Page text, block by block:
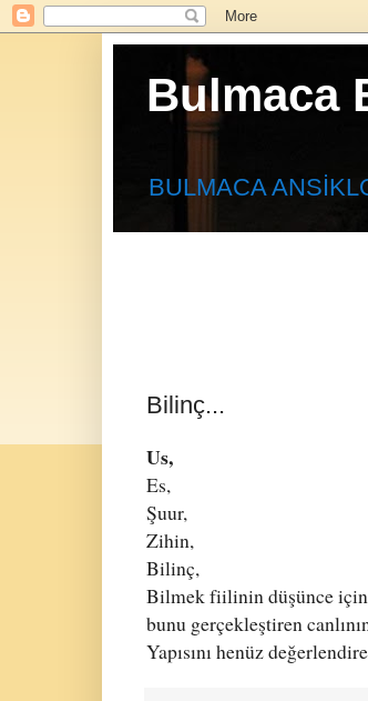
Bulmaca
BULMACA
Bilinç...
Us,
Es,
Şuur,
Zihin,
Bilinç,
Bilmek fiilinin düşünce
bunu gerçekleştiren
Yapısını henüz